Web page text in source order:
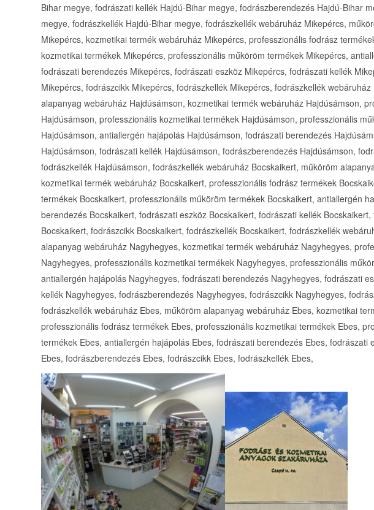
Bihar megye, fodrászati kellék Hajdú-Bihar megye, fodrászberendezés Hajdú-Bihar
megye, fodrászkellék Hajdú-Bihar megye, fodrászkellék webáruház Mikepércs,
Mikepércs, kozmetikai termék webáruház Mikepércs, professzionális fodrász
kozmetikai termékek Mikepércs, professzionális műköröm termékek Mikepércs,
fodrászati berendezés Mikepércs, fodrászati eszköz Mikepércs, fodrászati kellék
Mikepércs, fodrászcikk Mikepércs, fodrászkellék Mikepércs, fodrászkellék
alapanyag webáruház Hajdúsámson, kozmetikai termék webáruház Hajdúsámson,
Hajdúsámson, professzionális kozmetikai termékek Hajdúsámson, professzionális
Hajdúsámson, antiallergén hajápolás Hajdúsámson, fodrászati berendezés
Hajdúsámson, fodrászati kellék Hajdúsámson, fodrászberendezés Hajdúsámson,
fodrászkellék Hajdúsámson, fodrászkellék webáruház Bocskaikert, műköröm
kozmetikai termék webáruház Bocskaikert, professzionális fodrász termékek
termékek Bocskaikert, professzionális műköröm termékek Bocskaikert, antiallergén
berendezés Bocskaikert, fodrászati eszköz Bocskaikert, fodrászati kellék
Bocskaikert, fodrászcikk Bocskaikert, fodrászkellék Bocskaikert, fodrászkellék
alapanyag webáruház Nagyhegyes, kozmetikai termék webáruház Nagyhegyes,
Nagyhegyes, professzionális kozmetikai termékek Nagyhegyes, professzionális
antiallergén hajápolás Nagyhegyes, fodrászati berendezés Nagyhegyes, fodrászati
kellék Nagyhegyes, fodrászberendezés Nagyhegyes, fodrászcikk Nagyhegyes,
fodrászkellék webáruház Ebes, műköröm alapanyag webáruház Ebes, kozmetikai
professzionális fodrász termékek Ebes, professzionális kozmetikai termékek Ebes,
termékek Ebes, antiallergén hajápolás Ebes, fodrászati berendezés Ebes, fodrászati
Ebes, fodrászberendezés Ebes, fodrászcikk Ebes, fodrászkellék Ebes,